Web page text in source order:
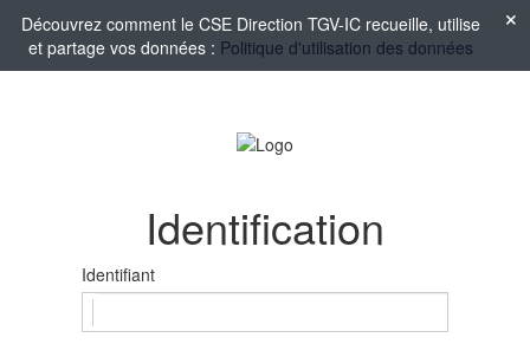
Découvrez comment le CSE Direction TGV-IC recueille, utilise
et partage vos données : Politique d'utilisation des données
Identification
Identifiant